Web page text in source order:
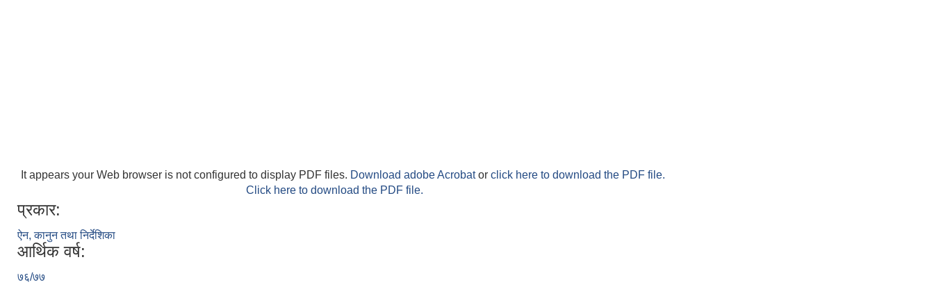
It appears your Web browser is not configured to display PDF files. Download adobe Acrobator click here to download the PDF file.
Click here to download the PDF file.
प्रकार:
ऐन, कानुन तथा निर्देशिका
आर्थिक वर्ष:
७६/७७